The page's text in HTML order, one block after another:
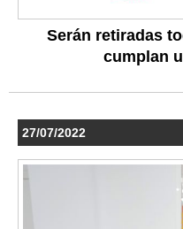
Serán retiradas
cumplan
27/07/2022